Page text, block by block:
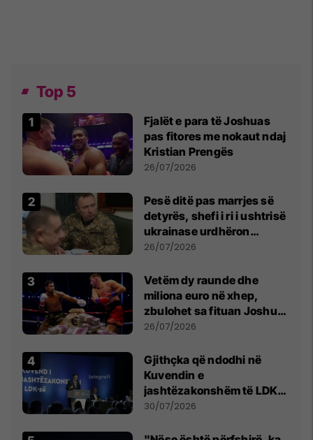
Top 5
Fjalët e para të Joshuas
pas fitores me nokaut ndaj
Kristian Prengës
26/07/2026
Pesë ditë pas marrjes së
detyrës, shefi i ri i ushtrisë
ukrainase urdhëron
kontroll të madh
26/07/2026
Vetëm dy raunde dhe
miliona euro në xhep,
zbulohet sa fituan Joshua
e Prenga
26/07/2026
Gjithçka që ndodhi në
Kuvendin e
jashtëzakonshëm të LDK-
së
30/07/2026